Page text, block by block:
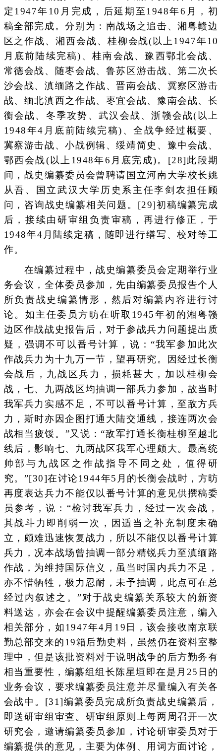
定1947年10月完成，后延期至1948年6月，初
稿全部完成。分别为：南战场之追击、湘粤赣边
区之作战、湘西会战、桂柳会战(以上1947年10
月底前陆续完稿)、桂南会战、豫西鄂北会战、
常德会战、随枣会战、鲁苏区游击战、第二次长
沙会战、滇缅路之作战、晋南会战、冀察区游击
战、缅北滇西之作战、枣宜会战、豫南会战、长
衡会战、冬季攻势、武汉会战、浙赣会战(以上
1948年4月底前陆续完稿)、全战争经过概要、
冀察游击战、小战例辑、绥靖简史、豫中会战、
鄂西会战(以上1948年6月底完成)。[28]此段期
间，战史编纂委员会曾聘请国立河南大学校长姚
从吾、国立武汉大学历史系主任李剑农担任顾
问，咨询战史编纂相关问题。[29]初稿编纂完成
后，接续由研审组负责审稿，再进行修正，于
1948年4月陆续定稿，随即进行缮写、校对等工
作。
在编纂过程中，战史编纂委员会定期举行业
务会议，全体委员参加，先由编纂委员报告个人
所负责战史编纂情形，然后对编纂内容进行讨
论。如主任委员方昉在听取1945年初的湘粤赣
边区作战战史报告后，对于参战兵力问题提出质
疑，强调不可以番号计算，说：“我军参加此次
作战兵力为十九万一节，望再研究。因经过长衡
会战后，九战区兵力，损耗甚大，加以桂柳会
战，七、九两战区均抽调一部兵力参加，故当时
我军兵力实感不足，不可以番号计算，至敌方兵
力，斯时亦因企图打通大陆交通线，接连两次会
战相当疲馁。”又说：“敌军打通长衡桂柳至越北
线后，影响七、九两战区我军心理颇大。最高统
帅部与九战区之作战指导不同之处，值得研
究。”[30]在讨论1944年5月的长衡会战时，方昉
再度表达兵力不能仅以番号计算的意见供撰稿委
员参考，说：“检讨我军兵力，经过一次会战，
其战斗力即削弱一次，因适当之补充制度未确
立，颇难迅速恢复战力，所以不能仅以番号计算
兵力，况本战场曾抽调一部分精锐兵力至滇缅路
作战，为维持国际信义，虽当时国内兵力不足，
亦不惜牺牲，极力忍耐，未予抽调，此点可在总
经过内叙述之。”对于战史编纂关系较大的新资
料送达，亦会在会议中提醒编纂委员注意，编入
相关部分，如1947年4月19日，该会接收南京联
勤总部交来的19箱后勤史料，虽然仍在资料室整
理中，但是该批资料对于说明战争的后方勤务有
相当重要性，编纂组组长陈星垣即在是月25日的
业务会议，要求编纂委员注意并尽量编入有关各
会战中。[31]编纂委员完成所负责战史编纂后，
即送研审组审查。研审组原则上每两周召开一次
研究会，邀请编纂委员参加，讨论研审委员对于
编纂提供的意见，主要为体例、用词方面讨论，